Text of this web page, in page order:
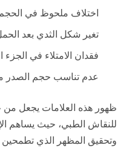
اختلاف ملحوظ في الحجم
تغير شكل الثدي بعد
فقدان الامتلاء في الجزء
عدم تناسب حجم الصدر
ظهور هذه العلامات يجعل من
للنقاش الطبي، حيث يساهم
وتحقيق المظهر الذي تطمحين